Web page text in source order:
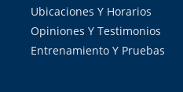
Ubicaciones Y Horarios
Opiniones Y Testimonios
Entrenamiento Y Pruebas